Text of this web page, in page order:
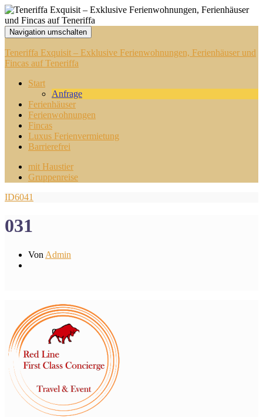
Navigation umschalten
Teneriffa Exquisit – Exklusive Ferienwohnungen, Ferienhäuser und
Fincas auf Teneriffa
Start
Anfrage
Ferienhäuser
Ferienwohnungen
Fincas
Luxus Ferienvermietung
Barrierefrei
mit Haustier
Gruppenreise
ID6041
031
Von Admin